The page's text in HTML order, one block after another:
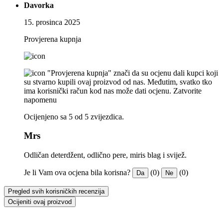
Davorka
15. prosinca 2025
Provjerena kupnja
"Provjerena kupnja" znači da su ocjenu dali kupci koji
su stvarno kupili ovaj proizvod od nas. Međutim, svatko tko
ima korisnički račun kod nas može dati ocjenu. Zatvorite
napomenu
Ocijenjeno sa 5 od 5 zvijezdica.
Mrs
Odličan deterdžent, odlično pere, miris blag i svijež.
Je li Vam ova ocjena bila korisna? Da (0) Ne (0)
Pregled svih korisničkih recenzija
Ocijeniti ovaj proizvod